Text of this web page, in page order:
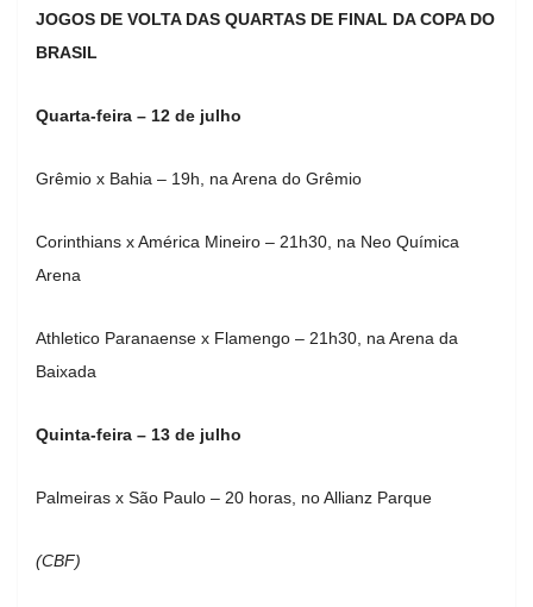
JOGOS DE VOLTA DAS QUARTAS DE FINAL DA COPA DO
BRASIL
Quarta-feira – 12 de julho
Grêmio x Bahia – 19h, na Arena do Grêmio
Corinthians x América Mineiro – 21h30, na Neo Química
Arena
Athletico Paranaense x Flamengo – 21h30, na Arena da
Baixada
Quinta-feira – 13 de julho
Palmeiras x São Paulo – 20 horas, no Allianz Parque
(CBF)